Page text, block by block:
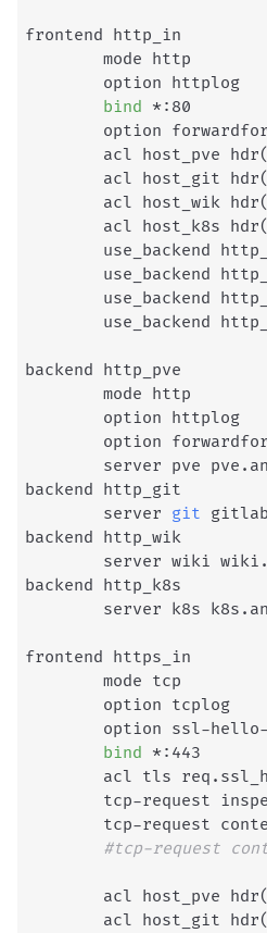
frontend http_in
        mode http
        option httplog
bind *:80
        option forwardfor
        acl host_pve hdr
(
        acl host_git hdr
(
        acl host_wik hdr
(
        acl host_k8s hdr
(
use_backend
use_backend
use_backend
use_backend
backend http_pve
        mode http
        option httplog
        option forwardfor
server pve
backend http_git
        server
git
backend http_wik
server wiki
backend http_k8s
server k8s
frontend https_in
        mode tcp
        option tcplog
option ssl-
bind *:443
acl tls
tcp-request
tcp-request
#tcp-request
        acl host_pve hdr
(
        acl host_git hdr
(